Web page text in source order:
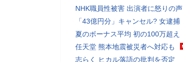
NHK職員性被害 出演者に怒りの声
「43億円分」キャンセル? 女逮捕
夏のボーナス平均 初の100万超え
任天堂 熊本地震被災者へ対応も
志らく ヒカル落語の批判を否定